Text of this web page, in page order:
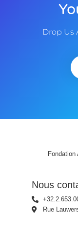
Drop Us
Nous
Rue